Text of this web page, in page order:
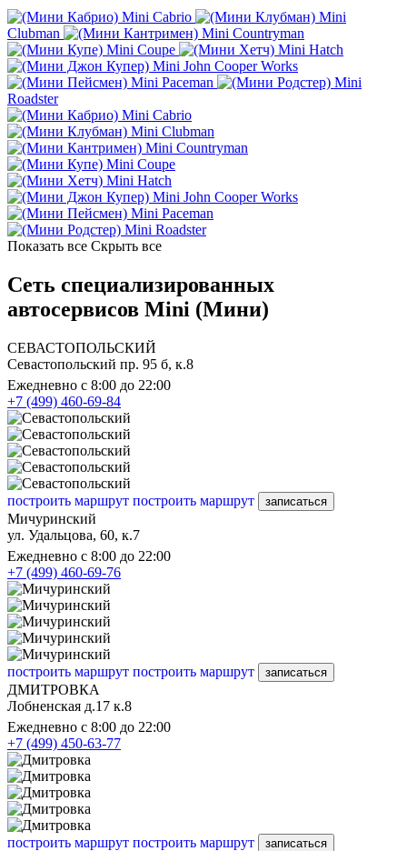
Mini Cabrio
Mini
Clubman
Mini Countryman
Mini Coupe
Mini Hatch
Mini John Cooper Works
Mini Paceman
Mini
Roadster
Mini Cabrio
Mini Clubman
Mini Countryman
Mini Coupe
Mini Hatch
Mini John Cooper Works
Mini Paceman
Mini Roadster
Показать все Скрыть все
Сеть специализированных
автосервисов Mini (Мини)
СЕВАСТОПОЛЬСКИЙ
Севастопольский пр. 95 б, к.8
Ежедневно с 8:00 до 22:00
+7 (499) 460-69-84
построить маршрут построить маршрут записаться
Мичуринский
ул. Удальцова, 60, к.7
Ежедневно с 8:00 до 22:00
+7 (499) 460-69-76
построить маршрут построить маршрут записаться
ДМИТРОВКА
Лобненская д.17 к.8
Ежедневно с 8:00 до 22:00
+7 (499) 450-63-77
построить маршрут построить маршрут записаться